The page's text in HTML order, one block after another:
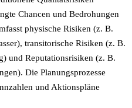
Chancen und Bedrohungen
physische Risiken (z. B.
transitorische Risiken (z. B.
und Reputationsrisiken (z. B.
Die Planungsprozesse
und Aktionspläne